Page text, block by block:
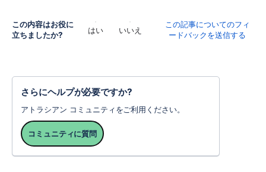
この内容はお役に
立ちましたか?
はい いいえ
この記事についてのフィ
ードバックを送信する
さらにヘルプが必要ですか?
アトラシアン コミュニティをご利用ください。
コミュニティに質問